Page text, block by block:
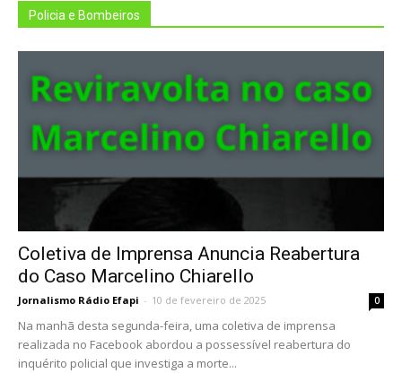
Policia e Bombeiros
Coletiva de Imprensa Anuncia Reabertura
do Caso Marcelino Chiarello
Jornalismo Rádio Efapi - 10 de fevereiro de 2025 0
Na manhã desta segunda-feira, uma coletiva de imprensa
realizada no Facebook abordou a possessível reabertura do
inquérito policial que investiga a morte...